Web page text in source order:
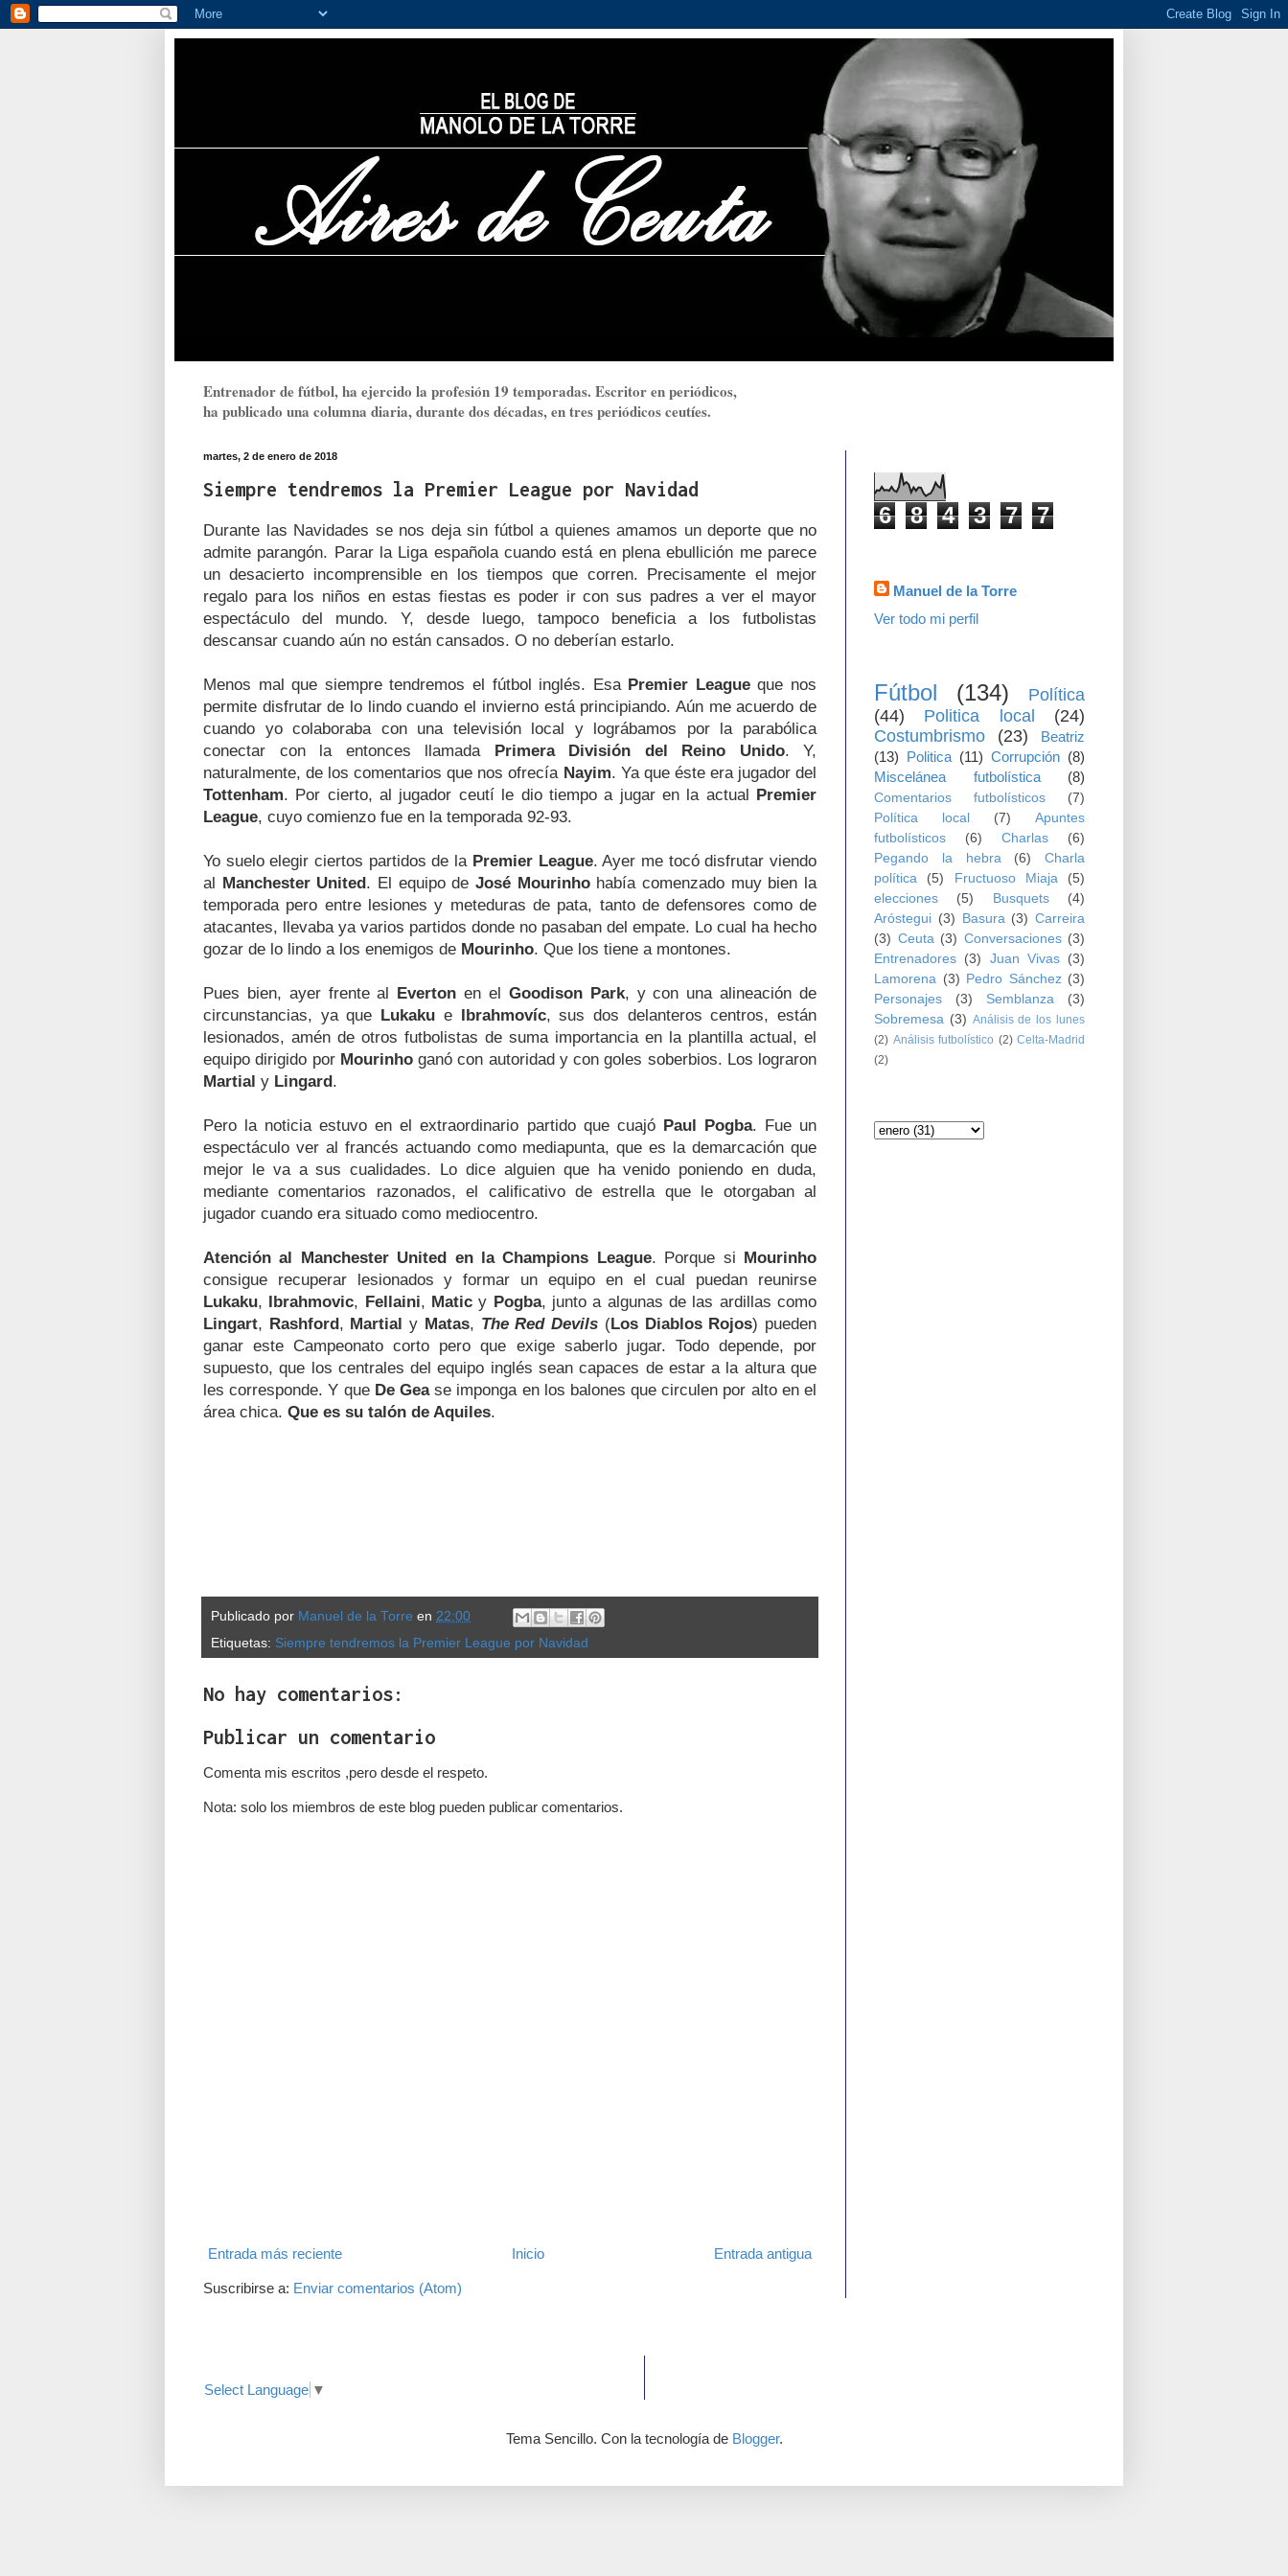
Entrenador de fútbol, ha ejercido la profesión 19 temporadas. Escritor en periódicos,
ha publicado una columna diaria, durante dos décadas, en tres periódicos ceutíes.
martes, 2 de enero de 2018
Siempre tendremos la Premier League por Navidad
Durante las Navidades se nos deja sin fútbol a quienes amamos un deporte que no
admite parangón. Parar la Liga española cuando está en plena ebullición me parece
un desacierto incomprensible en los tiempos que corren. Precisamente el mejor
regalo para los niños en estas fiestas es poder ir con sus padres a ver el mayor
espectáculo del mundo. Y, desde luego, tampoco beneficia a los futbolistas
descansar cuando aún no están cansados. O no deberían estarlo.
Menos mal que siempre tendremos el fútbol inglés. Esa Premier Leagueque nos
permite disfrutar de lo lindo cuando el invierno está principiando. Aún me acuerdo de
cuando yo colaboraba con una televisión local y lográbamos por la parabólica
conectar con la entonces llamada Primera División del Reino Unido. Y,
naturalmente, de los comentarios que nos ofrecía Nayim. Ya que éste era jugador del
Tottenham. Por cierto, al jugador ceutí le dio tiempo a jugar en la actual Premier
League, cuyo comienzo fue en la temporada 92-93.
Yo suelo elegir ciertos partidos de la Premier League. Ayer me tocó disfrutar viendo
al Manchester United. El equipo deJosé Mourinhohabía comenzado muy bien la
temporada pero entre lesiones y meteduras de pata, tanto de defensores como de
atacantes, llevaba ya varios partidos donde no pasaban del empate. Lo cual ha hecho
gozar de lo lindo a los enemigos de Mourinho. Que los tiene a montones.
Pues bien, ayer frente al Everton en el Goodison Park, y con una alineación de
circunstancias, ya que Lukaku e Ibrahmovíc, sus dos delanteros centros, están
lesionados, amén de otros futbolistas de suma importancia en la plantilla actual, el
equipo dirigido por Mourinhoganó con autoridad y con goles soberbios. Los lograron
Martial y Lingard.
Pero la noticia estuvo en el extraordinario partido que cuajó Paul Pogba. Fue un
espectáculo ver al francés actuando como mediapunta, que es la demarcación que
mejor le va a sus cualidades. Lo dice alguien que ha venido poniendo en duda,
mediante comentarios razonados, el calificativo de estrella que le otorgaban al
jugador cuando era situado como mediocentro.
Atención al Manchester United en la Champions League. Porque si Mourinho
consigue recuperar lesionados y formar un equipo en el cual puedan reunirse
Lukaku, Ibrahmovic, Fellaini, Matic y Pogba, junto a algunas de las ardillas como
Lingart, Rashford, Martial y Matas, The Red Devils (Los Diablos Rojos) pueden
ganar este Campeonato corto pero que exige saberlo jugar. Todo depende, por
supuesto, que los centrales del equipo inglés sean capaces de estar a la altura que
les corresponde. Y que De Gease imponga en los balones que circulen por alto en el
área chica. Que es su talón de Aquiles.
Publicado por Manuel de la Torre en 22:00
Etiquetas: Siempre tendremos la Premier League por Navidad
No hay comentarios:
Publicar un comentario
Comenta mis escritos ,pero desde el respeto.
Nota: solo los miembros de este blog pueden publicar comentarios.
Entrada más reciente Entrada antigua
Inicio
Suscribirse a: Enviar comentarios (Atom)
6 8 4 3 7 7
Manuel de la Torre
Ver todo mi perfil
Fútbol (134)
Política
(44)
Politica local
(24)
Costumbrismo
(23)
Beatriz
(13) Politica (11) Corrupción (8)
Miscelánea futbolística
(8)
Comentarios futbolísticos
(7)
Política local
(7)
Apuntes
futbolísticos
(6) Charlas
(6)
Pegando la hebra
(6)
Charla
política
(5) Fructuoso Miaja
(5)
elecciones
(5) Busquets
(4)
Aróstegui (3) Basura (3) Carreira
(3) Ceuta (3) Conversaciones (3)
Entrenadores (3) Juan Vivas
(3)
Lamorena (3) Pedro Sánchez (3)
Personajes
(3) Semblanza
(3)
Sobremesa (3) Análisis de los lunes
(2) Análisis futbolístico (2) Celta-Madrid
(2)
Select Language ▼
Tema Sencillo. Con la tecnología de Blogger.